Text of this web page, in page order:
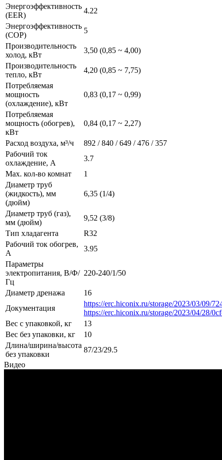
Энергоэффективность
(EER)
4.22
Энергоэффективность
(COP)
5
Производительность
холод, кВт
3,50 (0,85 ~ 4,00)
Производительность
тепло, кВт
4,20 (0,85 ~ 7,75)
Потребляемая
мощность
(охлаждение), кВт
0,83 (0,17 ~ 0,99)
Потребляемая
мощность (обогрев),
кВт
0,84 (0,17 ~ 2,27)
Расход воздуха, м³/ч
892 / 840 / 649 / 476 / 357
Рабочий ток
охлаждение, А
3.7
Max. кол-во комнат
1
Диаметр труб
(жидкость), мм
(дюйм)
6,35 (1/4)
Диаметр труб (газ),
мм (дюйм)
9,52 (3/8)
Тип хладагента
R32
Рабочий ток обогрев,
А
3.95
Параметры
электропитания, В/Ф/
Гц
220-240/1/50
Диаметр дренажа
16
Документация
https://erc.hiconix.ru/storage/2023/03/09/
https://erc.hiconix.ru/storage/2023/04/28/
Вес с упаковкой, кг
13
Вес без упаковки, кг
10
Длина/ширина/высота
без упаковки
87/23/29.5
Видео